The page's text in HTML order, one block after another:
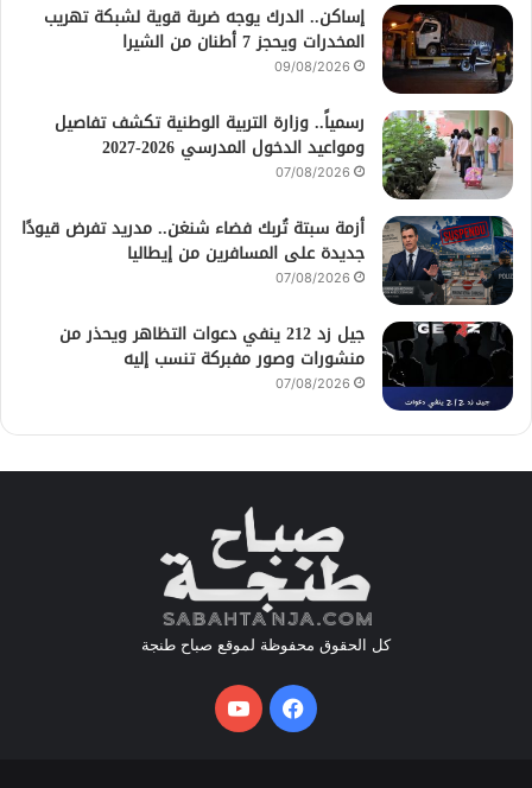
إساكن.. الدرك يوجه ضربة قوية لشبكة تهريب
المخدرات ويحجز 7 أطنان من الشيرا
09/08/2026
رسمياً.. وزارة التربية الوطنية تكشف تفاصيل
ومواعيد الدخول المدرسي 2026-2027
07/08/2026
أزمة سبتة تُربك فضاء شنغن.. مدريد تفرض قيودًا
جديدة على المسافرين من إيطاليا
07/08/2026
جيل زد 212 ينفي دعوات التظاهر ويحذر من
منشورات وصور مفبركة تنسب إليه
07/08/2026
كل الحقوق محفوظة لموقع صباح طنجة
فيسبوكيوتيوب